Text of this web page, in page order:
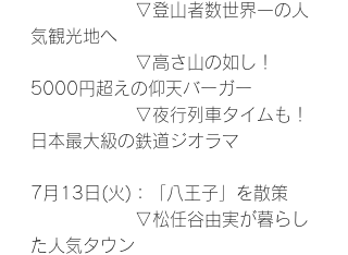
▽登山者数世界一の人
気観光地へ
▽高さ山の如し！
5000円超えの仰天バーガー
▽夜行列車タイムも！
日本最大級の鉄道ジオラマ
7月13日(火)：「八王子」を散策
▽松任谷由実が暮らし
た人気タウン